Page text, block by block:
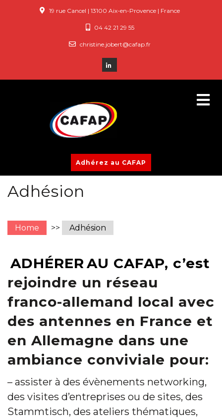
19 rue Cancel | 13100 Aix-en-Provence | France
04 42 21 29 55
christine.jobert@cafap.fr
Adhérez au CAFAP
Adhésion
Home >> Adhésion
ADHÉRERAU CAFAP, c’est
rejoindre un réseau
franco-allemand local avec
des antennes en France et
en Allemagne dans une
ambiance conviviale pour:
– assister à des évènements networking,
des visites d’entreprises ou de sites, des
Stammtisch, des ateliers thématiques,